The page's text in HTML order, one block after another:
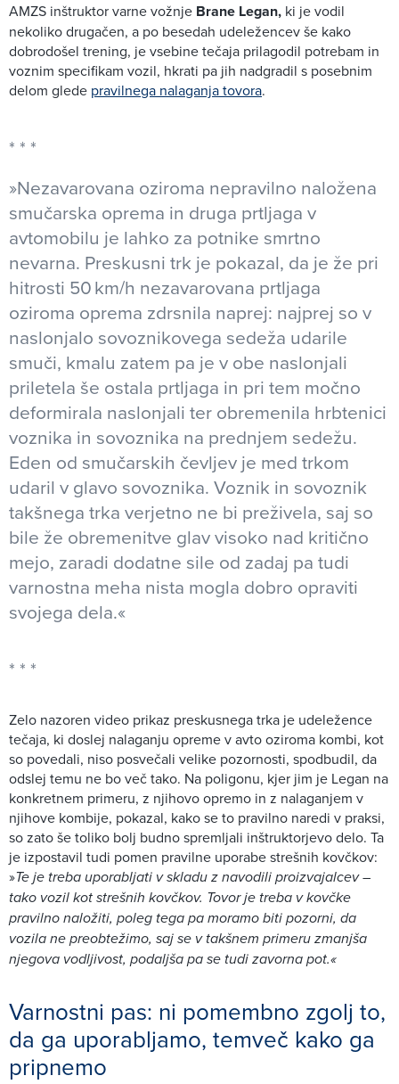
AMZS inštruktor varne vožnje Brane Legan, ki je vodil
nekoliko drugačen, a po besedah udeležencev še kako
dobrodošel trening, je vsebine tečaja prilagodil potrebam in
voznim specifikam vozil, hkrati pa jih nadgradil s posebnim
delom glede pravilnega nalaganja tovora.
»Nezavarovana oziroma nepravilno naložena
smučarska oprema in druga prtljaga v
avtomobilu je lahko za potnike smrtno
nevarna. Preskusni trk je pokazal, da je že pri
hitrosti 50 km/h nezavarovana prtljaga
oziroma oprema zdrsnila naprej: najprej so v
naslonjalo sovoznikovega sedeža udarile
smuči, kmalu zatem pa je v obe naslonjali
priletela še ostala prtljaga in pri tem močno
deformirala naslonjali ter obremenila hrbtenici
voznika in sovoznika na prednjem sedežu.
Eden od smučarskih čevljev je med trkom
udaril v glavo sovoznika. Voznik in sovoznik
takšnega trka verjetno ne bi preživela, saj so
bile že obremenitve glav visoko nad kritično
mejo, zaradi dodatne sile od zadaj pa tudi
varnostna meha nista mogla dobro opraviti
svojega dela.«
Zelo nazoren video prikaz preskusnega trka je udeležence
tečaja, ki doslej nalaganju opreme v avto oziroma kombi, kot
so povedali, niso posvečali velike pozornosti, spodbudil, da
odslej temu ne bo več tako. Na poligonu, kjer jim je Legan na
konkretnem primeru, z njihovo opremo in z nalaganjem v
njihove kombije, pokazal, kako se to pravilno naredi v praksi,
so zato še toliko bolj budno spremljali inštruktorjevo delo. Ta
je izpostavil tudi pomen pravilne uporabe strešnih kovčkov:
»Te je treba uporabljati v skladu z navodili proizvajalcev –
tako vozil kot strešnih kovčkov. Tovor je treba v kovčke
pravilno naložiti, poleg tega pa moramo biti pozorni, da
vozila ne preobtežimo, saj se v takšnem primeru zmanjša
njegova vodljivost, podaljša pa se tudi zavorna pot.«
Varnostni pas: ni pomembno zgolj to,
da ga uporabljamo, temveč kako ga
pripnemo